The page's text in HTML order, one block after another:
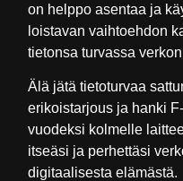
on helppo asentaa ja
loistavan vaihtoehdon
tietonsa turvassa
Älä jätä tietoturvaa
erikoistarjous ja hanki
vuodeksi kolmelle
itseäsi ja perhettäsi
digitaalisesta elämästä.